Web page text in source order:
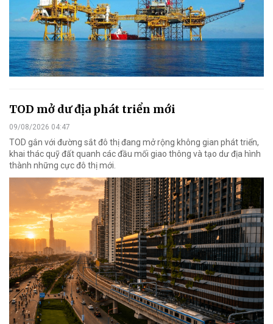
TOD mở dư địa phát triển mới
09/08/2026 04:47
TOD gắn với đường sắt đô thị đang mở rộng không gian phát triển,
khai thác quỹ đất quanh các đầu mối giao thông và tạo dư địa hình
thành những cực đô thị mới.